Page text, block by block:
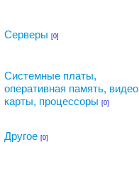
Серверы [0]
Системные платы,
оперативная память, видео
карты, процессоры [0]
Другое [0]